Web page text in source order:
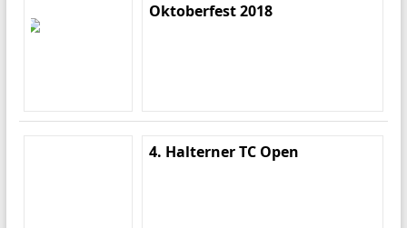
Oktoberfest 2018
4. Halterner TC Open